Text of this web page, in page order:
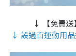
↓ 【免費送
↓ 設過百運動用